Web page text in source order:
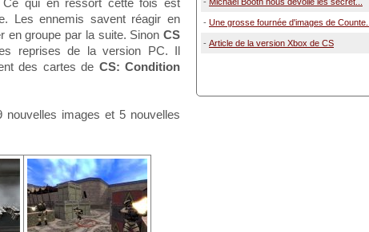
qui en ressort cette fois est
Les ennemis savent réagir en
en groupe par la suite. Sinon CS
reprises de la version PC. Il
des cartes de CS: Condition
nouvelles images et 5 nouvelles
- Une grosse fournée d'images de Counte...
- Article de la version Xbox de CS